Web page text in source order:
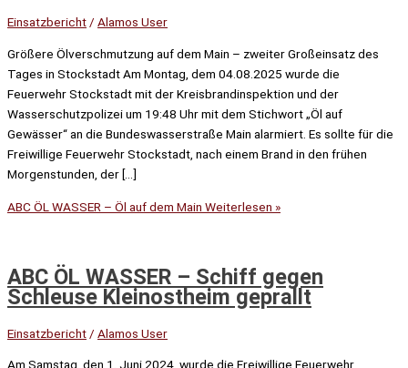
Einsatzbericht/ Alamos User
Größere Ölverschmutzung auf dem Main – zweiter Großeinsatz des
Tages in Stockstadt Am Montag, dem 04.08.2025 wurde die
Feuerwehr Stockstadt mit der Kreisbrandinspektion und der
Wasserschutzpolizei um 19:48 Uhr mit dem Stichwort „Öl auf
Gewässer“ an die Bundeswasserstraße Main alarmiert. Es sollte für die
Freiwillige Feuerwehr Stockstadt, nach einem Brand in den frühen
Morgenstunden, der […]
ABC ÖL WASSER – Öl auf dem Main Weiterlesen »
ABC ÖL WASSER – Schiff gegen
Schleuse Kleinostheim geprallt
Einsatzbericht / Alamos User
Am Samstag, den 1. Juni 2024, wurde die Freiwillige Feuerwehr